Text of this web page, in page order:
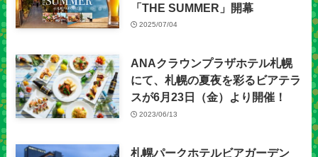
「THE SUMMER」開幕
2025/07/04
ANAクラウンプラザホテル札幌
にて、札幌の夏夜を彩るビアテラ
スが6月23日（金）より開催！
2023/06/13
札幌パークホテルビアガーデン